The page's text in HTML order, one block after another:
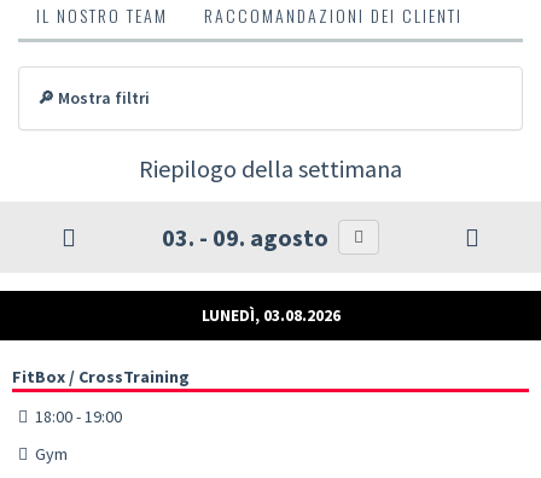
IL NOSTRO TEAM
RACCOMANDAZIONI DEI CLIENTI
🔎 Mostra filtri
Riepilogo della settimana
03. - 09. agosto
LUNEDÌ, 03.08.2026
FitBox / CrossTraining
18:00 - 19:00
Gym